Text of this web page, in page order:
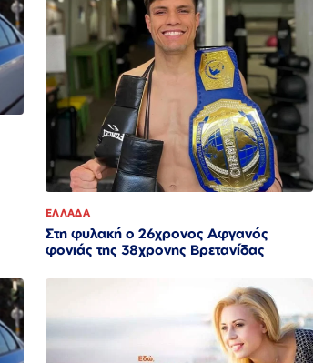
ΕΛΛΑΔΑ
Στη φυλακή ο 26χρονος Αφγανός
φονιάς της 38χρονης Βρετανίδας